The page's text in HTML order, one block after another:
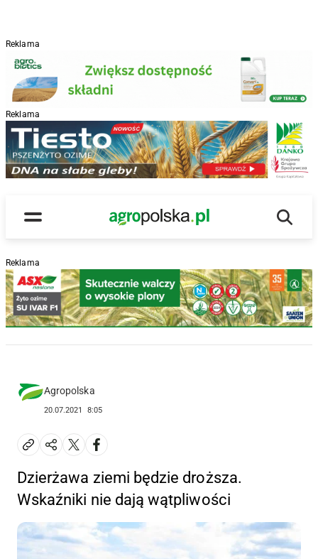
Reklama
Reklama
Menu
Main Logo
Reklama
Agropolska
20.07.2021 8:05
Dzierżawa ziemi będzie droższa.
Wskaźniki nie dają wątpliwości